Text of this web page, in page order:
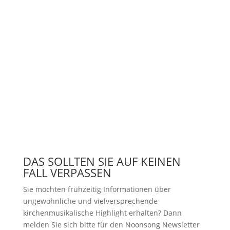
DAS SOLLTEN SIE AUF KEINEN
FALL VERPASSEN
Sie möchten frühzeitig Informationen über
ungewöhnliche und vielversprechende
kirchenmusikalische Highlight erhalten? Dann
melden Sie sich bitte für den Noonsong Newsletter